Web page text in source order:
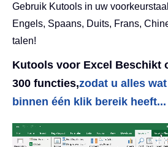
Gebruik Kutools in uw
Engels, Spaans, Duits, Frans,
talen!
Kutools voor Excel Beschikt
300 functies,zodat u alles
binnen één klik bereik heeft...